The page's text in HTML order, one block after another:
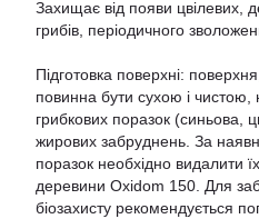
Захищає від появи цвілевих,
грибів, періодичного
Підготовка поверхні:
повинна бути сухою і чистою,
грибкових поразок (синьова,
жирових забруднень. За
поразок необхідно видалити
деревини Oxidom 150. Для
біозахисту рекомендується